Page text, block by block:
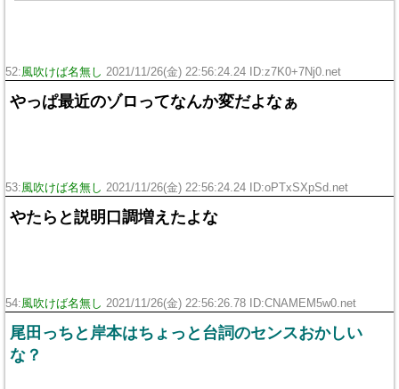
52:風吹けば名無し 2021/11/26(金) 22:56:24.24 ID:z7K0+7Nj0.net
やっぱ最近のゾロってなんか変だよなぁ
53:風吹けば名無し 2021/11/26(金) 22:56:24.24 ID:oPTxSXpSd.net
やたらと説明口調増えたよな
54:風吹けば名無し 2021/11/26(金) 22:56:26.78 ID:CNAMEM5w0.net
尾田っちと岸本はちょっと台詞のセンスおかしい
な？